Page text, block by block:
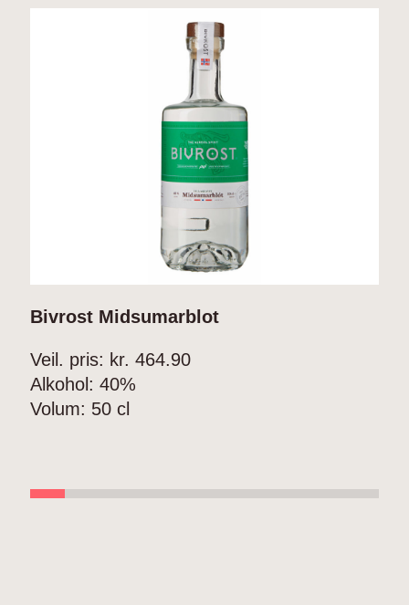
Bivrost Midsumarblot
Veil. pris: kr. 464.90
Alkohol: 40%
Volum: 50 cl